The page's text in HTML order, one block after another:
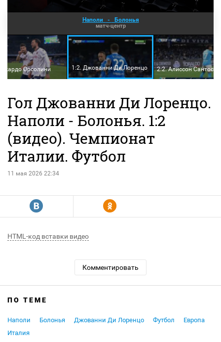
Наполи - Болонья
матч-центр
Орсолини 1:2. Джованни Ди Лоренцо 2:2. Алиссон Сантос
Гол Джованни Ди Лоренцо.
Наполи - Болонья. 1:2
(видео). Чемпионат
Италии. Футбол
11 мая 2026 22:34
R Y
HTML-код вставки видео
Комментировать
ПО ТЕМЕ
Наполи Болонья Джованни Ди Лоренцо Футбол
Европа
Италия